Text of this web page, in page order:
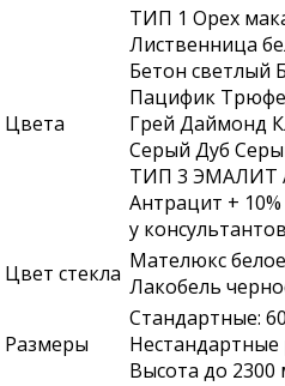
Цвета
ТИП 1 Орех
Лиственница
Бетон светлый
Пацифик
Грей Даймонд
Серый Дуб
ТИП 3 ЭМАЛИТ
Антрацит +
у
Цвет стекла Мателюкс
Лакобель
Размеры
Стандартные:
Нестандартные
Высота до 2300